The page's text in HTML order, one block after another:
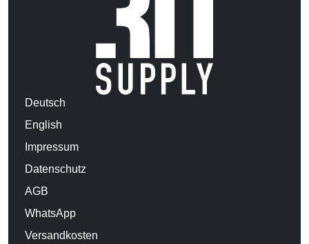
Deutsch
English
Impressum
Datenschutz
AGB
WhatsApp
Versandkosten